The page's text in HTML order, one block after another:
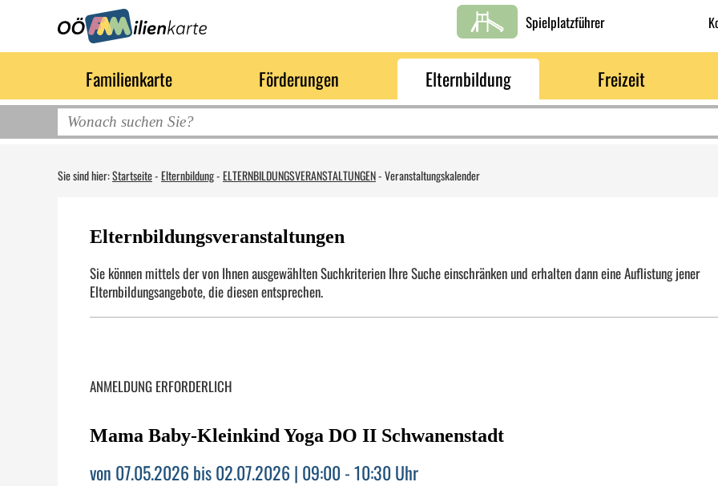
Spielplatzführer
Familienkarte Förderungen Elternbildung Freizeit
Sie sind hier:Startseite-Elternbildung-ELTERNBILDUNGSVERANSTALTUNGEN-Veranstaltungskalender
Elternbildungsveranstaltungen
Sie können mittels der von Ihnen ausgewählten Suchkriterien Ihre Suche einschränken und erhalten dann eine Auflistung jener
Elternbildungsangebote, die diesen entsprechen.
ANMELDUNG ERFORDERLICH
Mama Baby-Kleinkind Yoga DO II Schwanenstadt
von 07.05.2026 bis 02.07.2026 | 09:00 - 10:30 Uhr